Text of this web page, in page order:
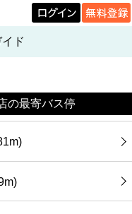
ド
の最寄バス停